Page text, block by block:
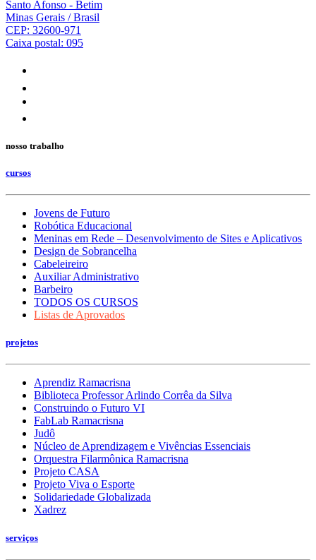
Santo Afonso - Betim
Minas Gerais / Brasil
CEP: 32600-971
Caixa postal: 095
nosso trabalho
cursos
Jovens de Futuro
Robótica Educacional
Meninas em Rede – Desenvolvimento de Sites e Aplicativos
Design de Sobrancelha
Cabeleireiro
Auxiliar Administrativo
Barbeiro
TODOS OS CURSOS
Listas de Aprovados
projetos
Aprendiz Ramacrisna
Biblioteca Professor Arlindo Corrêa da Silva
Construindo o Futuro VI
FabLab Ramacrisna
Judô
Núcleo de Aprendizagem e Vivências Essenciais
Orquestra Filarmônica Ramacrisna
Projeto CASA
Projeto Viva o Esporte
Solidariedade Globalizada
Xadrez
serviços